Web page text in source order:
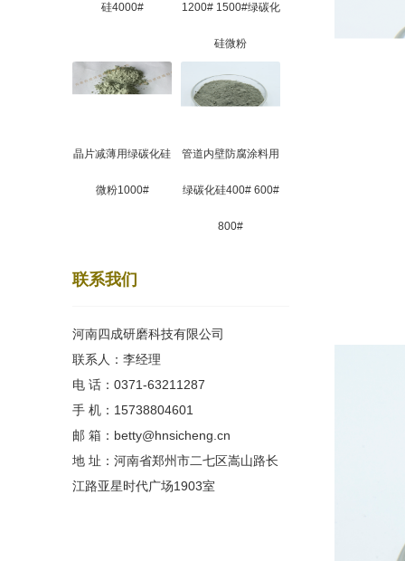
硅4000# 1200# 1500#绿碳化
硅微粉
晶片减薄用绿碳化硅
微粉1000#
管道内壁防腐涂料用
绿碳化硅400# 600#
800#
联系我们
河南四成研磨科技有限公司
联系人：李经理
电 话：0371-63211287
手 机：15738804601
邮 箱：betty@hnsicheng.cn
地 址：河南省郑州市二七区嵩山路长
江路亚星时代广场1903室